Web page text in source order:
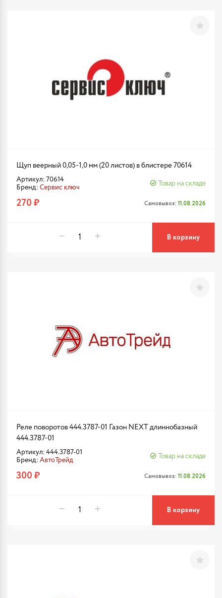
Щуп веерный 0,05-1,0 мм (20 листов) в блистере 70614
Артикул: 70614
Бренд: Сервис ключ
Товар на складе
270 ₽ Самовывоз: 11.08.2026
В корзину
Реле поворотов 444.3787-01 Газон NEXT длиннобазный
444.3787-01
Артикул: 444.3787-01
Бренд: АвтоТрейд
Товар на складе
300 ₽ Самовывоз: 11.08.2026
В корзину